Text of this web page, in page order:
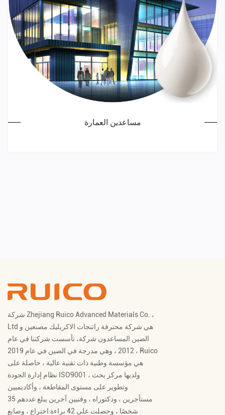
مساعدين العمارة
شركة Zhejiang Ruico Advanced Materials Co. ،
Ltd هي شركة محترفة راتنجات الاكريليك مصنعين و
الصين المساعدون شركة، تأسست شركتنا في عام
2012 ، وهي مدرجة في الصين في عام 2019 ، Ruico
هي مؤسسة وطنية ذات تقنية عالية ، حاصلة على
نظام إدارة الجودة ISO9001 ، ولديها مركز بحث
وتطوير على مستوى المقاطعة ، وأكاديميين
مستأجرين ، ودكتوراه ، وفنيين آخرين يبلغ عددهم 35
شخصًا ، وحصلت على 42 براءة اختراع ، وصانع